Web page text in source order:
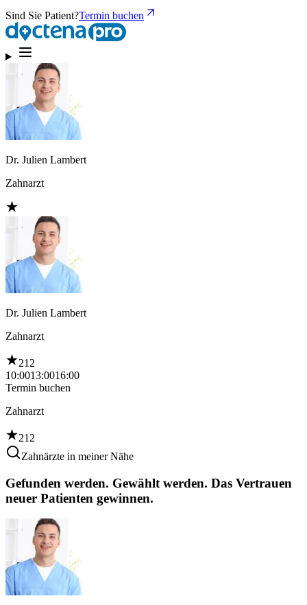
Sind Sie Patient?Termin buchen
Dr. Julien Lambert
Zahnarzt
Dr. Julien Lambert
Zahnarzt
212
10:0013:0016:00
Termin buchen
Zahnarzt
212
Zahnärzte in meiner Nähe
Gefunden werden. Gewählt werden. Das Vertrauen
neuer Patienten gewinnen.